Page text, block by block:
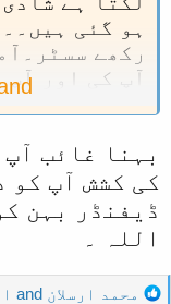
ہو گئی
رکھے
آپ کی اور آپ
مضامین کی
بہنا غائب
کی کشش آپ کو
ڈیفنڈر بہن
اللہ ۔
Rمحمد ارسلان